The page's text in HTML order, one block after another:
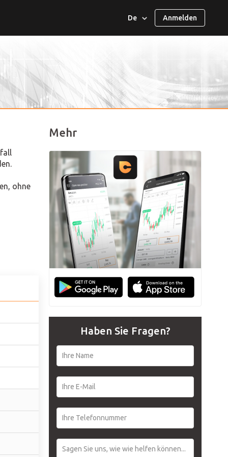
De
العربية
Español
ไทย
日本語
Italiano
Português
Anmelden
ohne
Mehr
Haben Sie Fragen?